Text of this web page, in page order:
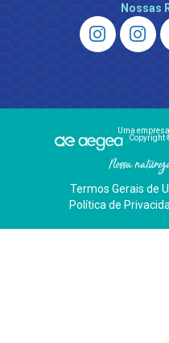
Nossas
Uma empresa
Copyright
Nossa
Termos Gerais de
Política de